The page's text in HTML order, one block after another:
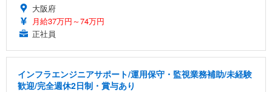
大阪府
月給37万円～74万円
正社員
インフラエンジニアサポート/運用保守・監視業務補助/未経験
歓迎/完全週休2日制・賞与あり